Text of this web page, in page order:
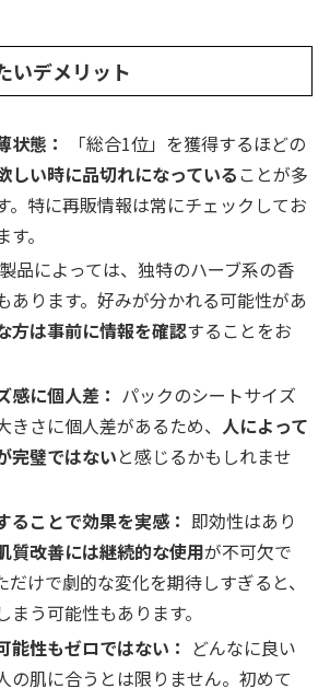
いデメリット
状態：
「総合1位」を獲得するほどの
しい時に品切れになっている ことが多
。特に再販情報は常にチェックしてお
。
製品によっては、独特のハーブ系の香
あります。好みが分かれる可能性があ
方は事前に情報を確認することをお
感に個人差： パックのシートサイズ
きさに個人差があるため、人によって
完璧ではないと感じるかもしれませ
ることで効果を実感： 即効性はあり
質改善には継続的な使用が不可欠で
だけで劇的な変化を期待しすぎると、
う可能性もあります。
能性もゼロではない： どんなに良い
の肌に合うとは限りません。初めて